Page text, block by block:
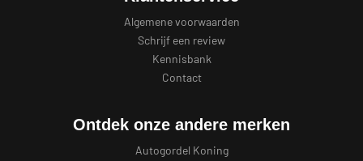
Algemene voorwaarden
Schrijf een review
Kennisbank
Contact
Ontdek onze andere merken
Autogordel Koning